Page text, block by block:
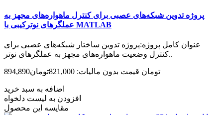
پروژه تدوین شبکه‌های عصبی برای کنترل ماهواره‌های مجهز به
عملگرهای نوترکیبی با MATLAB
عنوان کامل پروژه:پروژه تدوین ساختار شبکه‌های عصبی برای
کنترل وضعیت ماهواره‌های مجهز به عملگرهای نوتر..
894,890تومان قیمت بدون مالیات: 821,000تومان
اضافه به سبد خرید
افزودن به لیست دلخواه
مقایسه این محصول